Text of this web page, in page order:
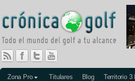
Zona Pro Titulares Blog Territorio 3